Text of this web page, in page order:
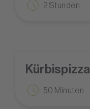
2 Stunden
Kürbispizza
50 Minuten